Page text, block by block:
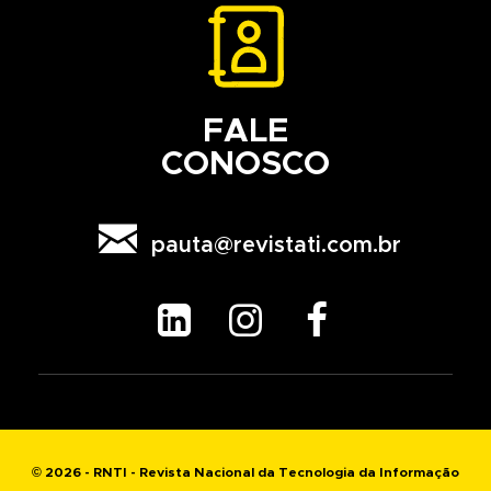
FALE
CONOSCO
 pauta@revistati.com.br
  
© 2026 - RNTI - Revista Nacional da Tecnologia da Informação